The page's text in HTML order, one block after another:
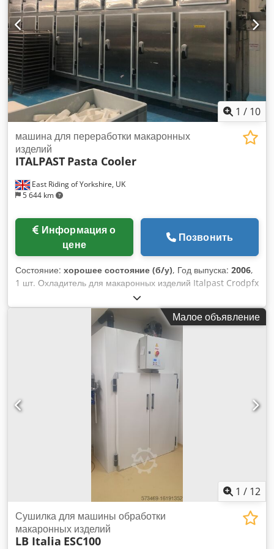
1 / 10
East Riding of Yorkshire, UK
5 644 km
машина для переработки макаронных
изделий
ITALPAST Pasta Cooler
цене
Позвонить
Состояние: хорошее состояние (б/у), Год выпуска: 2006,
1 шт. Охладитель для макаронных изделий Italpast Crodpfx
Adszr Rbtjzof Модель: RF 700 36 5A Год выпуска: 2006
Производительность: от 100 кг до более чем 1000 кг в час.
Малое объявление
1 / 12
Сушилка для машины обработки
макаронных изделий
LB Italia ESC100